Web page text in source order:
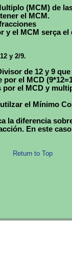
(MCM) de
el MCM.
y el MCM serça
y 2/9.
de 12 y 9 que
el MCD
por el MCD y
el Mínimo
la diferencia
En este
Return to Top